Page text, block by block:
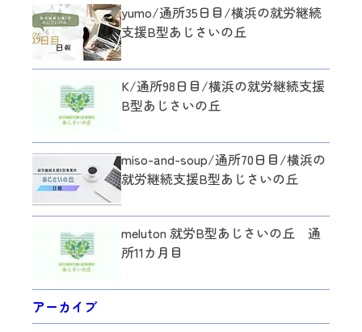
yumo/通所35日目/横浜の就労継続
支援B型あじさいの丘
K/通所98日目/横浜の就労継続支援
B型あじさいの丘
miso-and-soup/通所70日目/横浜の
就労継続支援B型あじさいの丘
meluton 就労B型あじさいの丘 通
所11カ月目
アーカイブ